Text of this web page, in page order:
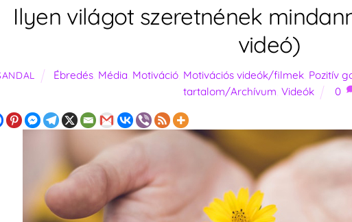
Ilyen világot szeretnének
videó)
Ébredés, Média Motiváció, Motivációs videók/filmek, Pozitív
tartalom/Archívum Videók 0